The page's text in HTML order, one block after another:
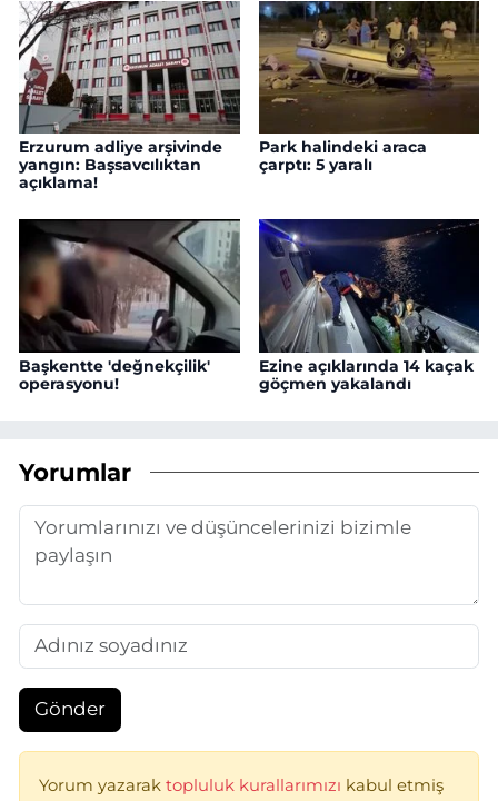
Erzurum adliye arşivinde
yangın: Başsavcılıktan
açıklama!
Park halindeki araca
çarptı: 5 yaralı
Başkentte 'değnekçilik'
operasyonu!
Ezine açıklarında 14 kaçak
göçmen yakalandı
Yorumlar
Gönder
Yorum yazarak topluluk kurallarımızı kabul etmiş